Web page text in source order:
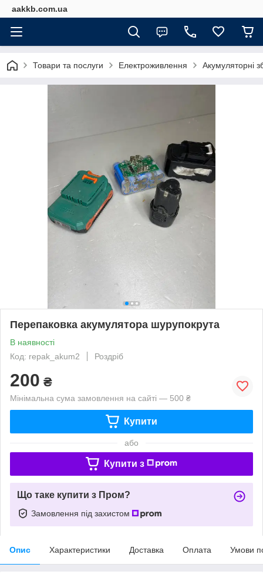
aakkb.com.ua
Товари та послуги Електроживлення Акумуляторні
Перепаковка акумулятора шурупокрута
В наявності
Код: repak_akum2
Роздріб
200 ₴
Мінімальна сума замовлення на сайті — 500 ₴
Купити
або
Купити з
Що таке купити з Пром?
Замовлення під захистом
Опис Характеристики Доставка Оплата Умови